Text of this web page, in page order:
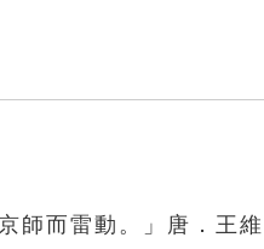
師而雷動。」唐．王